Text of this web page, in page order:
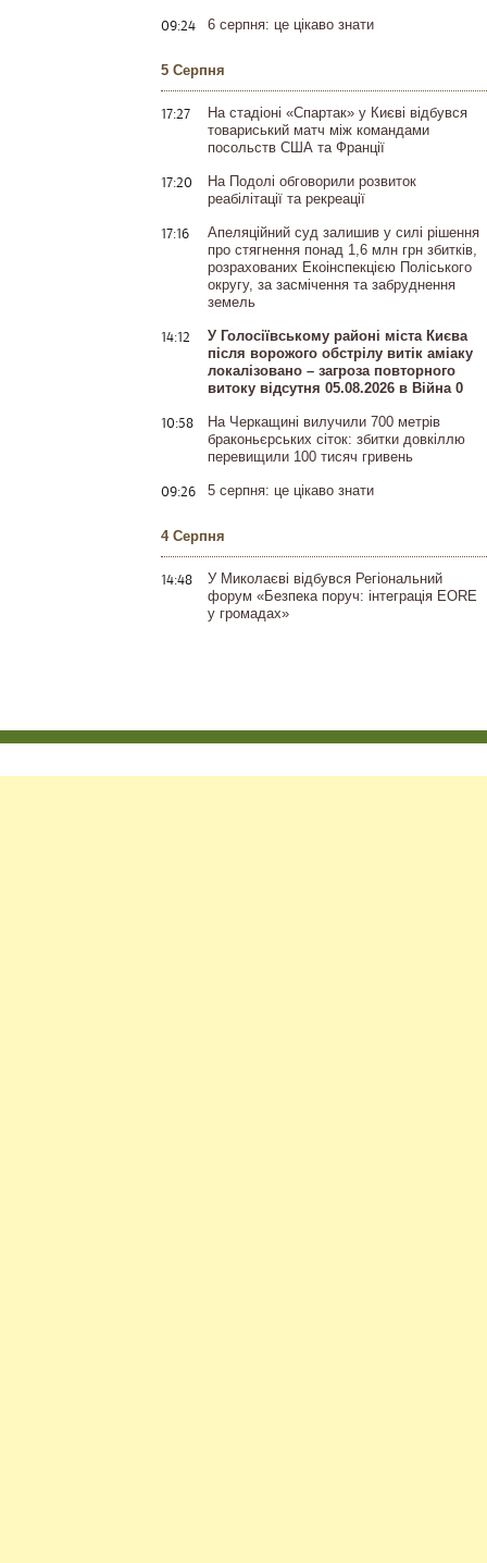
09:24 6 серпня: це цікаво знати
5 Серпня
17:27
На стадіоні «Спартак» у Києві відбувся
товариський матч між командами
посольств США та Франції
17:20
На Подолі обговорили розвиток
реабілітації та рекреації
17:16
Апеляційний суд залишив у силі рішення
про стягнення понад 1,6 млн грн збитків,
розрахованих Екоінспекцією Поліського
округу, за засмічення та забруднення
земель
14:12
У Голосіївському районі міста Києва
після ворожого обстрілу витік аміаку
локалізовано – загроза повторного
витоку відсутня 05.08.2026 в Війна 0
10:58
На Черкащині вилучили 700 метрів
браконьєрських сіток: збитки довкіллю
перевищили 100 тисяч гривень
09:26 5 серпня: це цікаво знати
4 Серпня
14:48
У Миколаєві відбувся Регіональний
форум «Безпека поруч: інтеграція EORE
у громадах»